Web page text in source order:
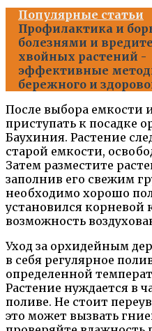
Популярные статьи
Профилактика и
болезнями и
хвойных растений -
эффективные
бережного и
После выбора емкости
приступать к посадке
Баухиния. Растение
старой емкости,
Затем разместите
заполнив его свежим
необходимо хорошо
установился
возможность
Уход за орхидейным
в себя регулярное
определенной
Растение нуждается в
поливе. Не стоит
это может вызвать